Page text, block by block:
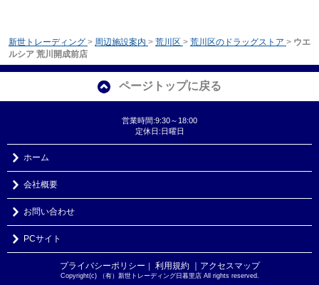
新世トレーディング > 周辺施設案内 > 荒川区 > 荒川区のドラッグストア > ウエ
ルシア 荒川開成前店
ページトップに戻る
営業時間:9:30～18:00
定休日:日曜日
ホーム
会社概要
お問い合わせ
PCサイト
プライバシーポリシー ｜ 利用規約 ｜アクセスマップ
Copyright(c) （有）新世トレーディング日暮里店 All rights reserved.